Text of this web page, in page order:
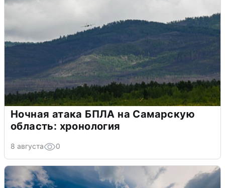
Ночная атака БПЛА на Самарскую
область: хронология
8 августа 0